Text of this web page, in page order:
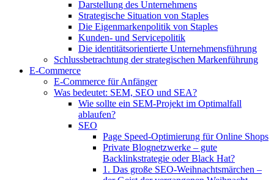
Darstellung des Unternehmens
Strategische Situation von Staples
Die Eigenmarkenpolitik von Staples
Kunden- und Servicepolitik
Die identitätsorientierte Unternehmensführung
Schlussbetrachtung der strategischen Markenführung
E-Commerce
E-Commerce für Anfänger
Was bedeutet: SEM, SEO und SEA?
Wie sollte ein SEM-Projekt im Optimalfall
ablaufen?
SEO
Page Speed-Optimierung für Online Shops
Private Blognetzwerke – gute
Backlinkstrategie oder Black Hat?
1. Das große SEO-Weihnachtsmärchen –